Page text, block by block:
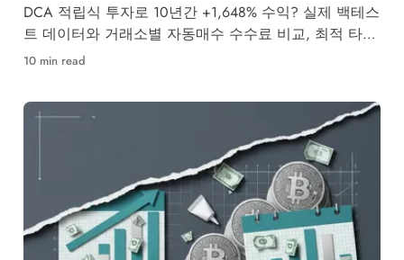
DCA 적립식 투자로 10년간 +1,648% 수익? 실제 백테스
트 데이터와 거래소별 자동매수 수수료 비교, 최적 타이
밍까지 완전 분석합니다.
10 min read